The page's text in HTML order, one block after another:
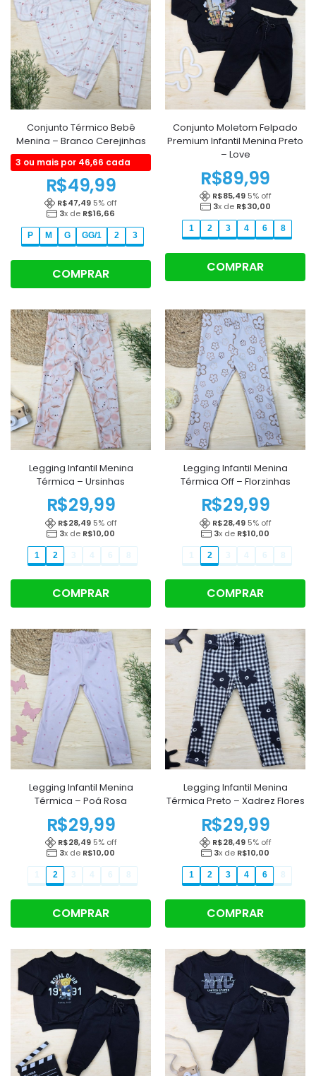
Conjunto Térmico Bebê
Menina – Branco Cerejinhas
3 ou mais por 46,66 cada
R$49,99
R$47,49 5% off
3x de R$16,66
P M G GG/1 2 3
COMPRAR
Conjunto Moletom Felpado
Premium Infantil Menina Preto
– Love
R$89,99
R$85,49 5% off
3x de R$30,00
1 2 3 4 6 8
COMPRAR
Legging Infantil Menina
Térmica – Ursinhas
R$29,99
R$28,49 5% off
3x de R$10,00
1 2 3 4 6 8
COMPRAR
Legging Infantil Menina
Térmica Off – Florzinhas
R$29,99
R$28,49 5% off
3x de R$10,00
1 2 3 4 6 8
COMPRAR
Legging Infantil Menina
Térmica – Poá Rosa
R$29,99
R$28,49 5% off
3x de R$10,00
1 2 3 4 6 8
COMPRAR
Legging Infantil Menina
Térmica Preto – Xadrez Flores
R$29,99
R$28,49 5% off
3x de R$10,00
1 2 3 4 6 8
COMPRAR